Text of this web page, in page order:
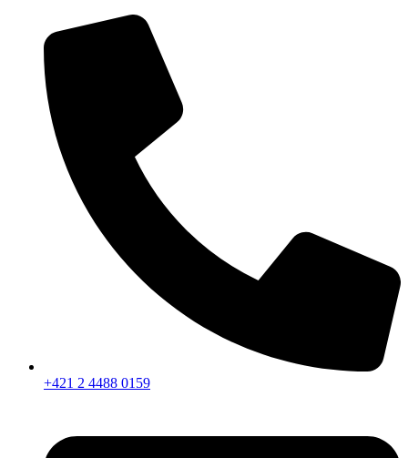
+421 2 4488 0159